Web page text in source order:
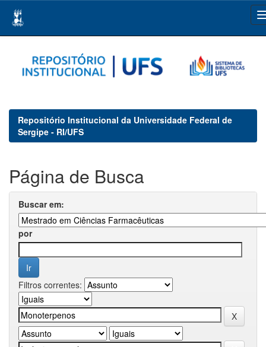
navigation
Repositório Institucional da Universidade Federal de
Sergipe - RI/UFS
Página de Busca
Buscar em:
por
Filtros correntes: